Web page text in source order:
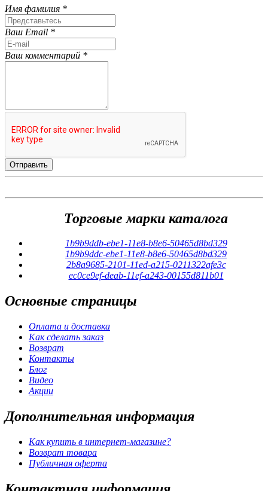
Имя фамилия *
Ваш Email *
Ваш комментарий *
Торговые марки каталога
1b9b9ddb-ebe1-11e8-b8e6-50465d8bd329
1b9b9ddc-ebe1-11e8-b8e6-50465d8bd329
2b8a9685-2101-11ed-a215-0211322afe3c
ec0ce9ef-deab-11ef-a243-00155d811b01
Основные страницы
Оплата и доставка
Как сделать заказ
Возврат
Контакты
Блог
Видео
Акции
Дополнительная информация
Как купить в интернет-магазине?
Возврат товара
Публичная оферта